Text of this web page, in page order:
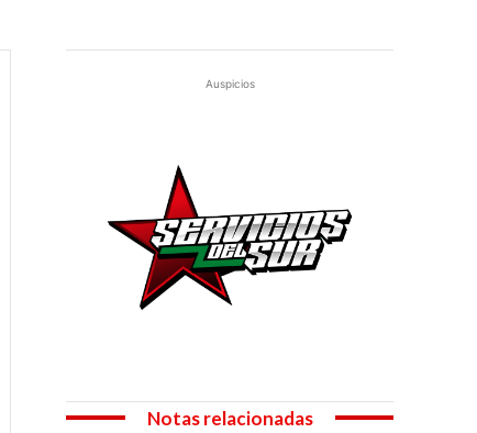
Auspicios
Notas relacionadas